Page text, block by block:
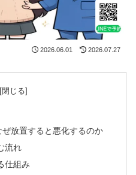
2026.06.01 2026.07.27
放置すると悪化するのか
流れ
仕組み